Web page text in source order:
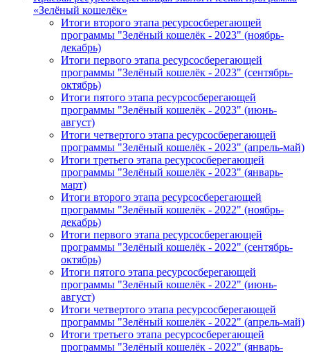
«Зелёный кошелёк»
Итоги второго этапа ресурсосберегающей
программы "Зелёный кошелёк - 2023" (ноябрь-
декабрь)
Итоги первого этапа ресурсосберегающей
программы "Зелёный кошелёк - 2023" (сентябрь-
октябрь)
Итоги пятого этапа ресурсосберегающей
программы "Зелёный кошелёк - 2023" (июнь-
август)
Итоги четвертого этапа ресурсосберегающей
программы "Зелёный кошелёк - 2023" (апрель-май)
Итоги третьего этапа ресурсосберегающей
программы "Зелёный кошелёк - 2023" (январь-
март)
Итоги второго этапа ресурсосберегающей
программы "Зелёный кошелёк - 2022" (ноябрь-
декабрь)
Итоги первого этапа ресурсосберегающей
программы "Зелёный кошелёк - 2022" (сентябрь-
октябрь)
Итоги пятого этапа ресурсосберегающей
программы "Зелёный кошелёк - 2022" (июнь-
август)
Итоги четвертого этапа ресурсосберегающей
программы "Зелёный кошелёк - 2022" (апрель-май)
Итоги третьего этапа ресурсосберегающей
программы "Зелёный кошелёк - 2022" (январь-